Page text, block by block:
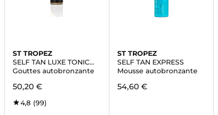
ST TROPEZ
SELF TAN LUXE TONIC
GLOW
Gouttes autobronzante
50,20 €
4,8 (99)
ST TROPEZ
SELF TAN EXPRESS
Mousse autobronzante
54,60 €